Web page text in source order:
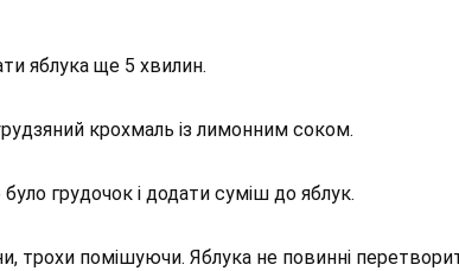
яблука ще 5 хвилин.
крохмаль із лимонним соком.
грудочок і додати суміш до яблук.
трохи помішуючи. Яблука не повинні